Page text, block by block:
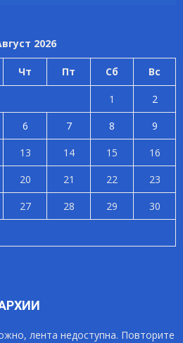
2026
Чт Пт Сб Вс
1
2
6 7 8
9
13 14 15
16
20 21 22
23
27 28 29
30
лента недоступна. Повторите